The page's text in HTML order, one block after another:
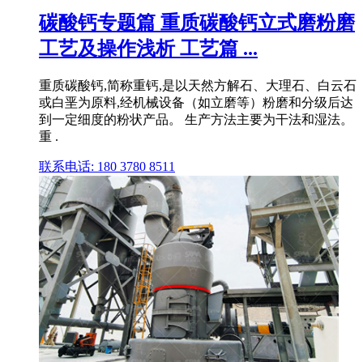
碳酸钙专题篇 重质碳酸钙立式磨粉磨
工艺及操作浅析 工艺篇 ...
重质碳酸钙,简称重钙,是以天然方解石、大理石、白云石
或白垩为原料,经机械设备（如立磨等）粉磨和分级后达
到一定细度的粉状产品。 生产方法主要为干法和湿法。
重 .
联系电话: 180 3780 8511